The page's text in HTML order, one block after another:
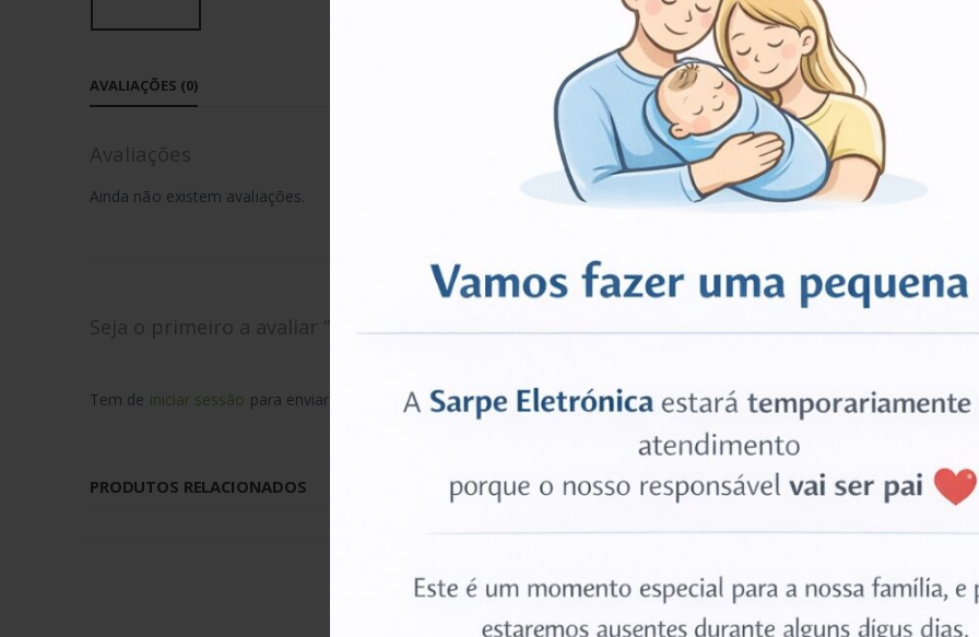
AVALIAÇÕES (0)
Avaliações
Ainda não existem avaliações.
Seja o primeiro a avaliar “Fingerprint Module – Bubblegum Blue, Xiaomi Mi 11 Lite 5G NE”
Tem de iniciar sessão para enviar uma avaliação.
PRODUTOS RELACIONADOS